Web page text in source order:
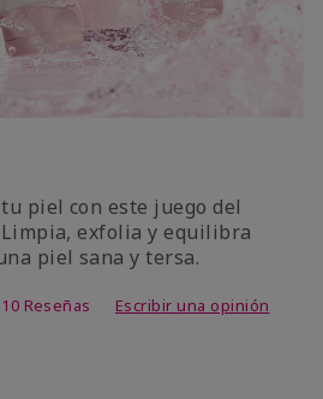
piel con este juego del
exfolia y equilibra
piel sana y tersa.
de 5 de 5
10 Reseñas Escribir una opinión